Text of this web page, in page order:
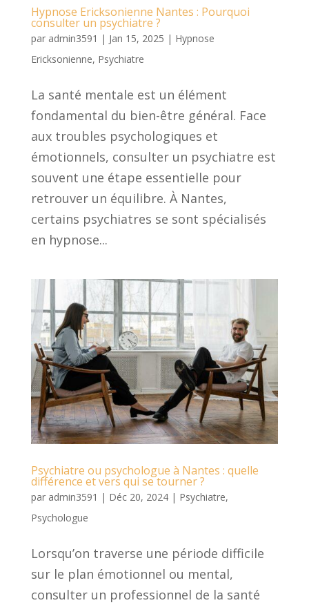
Hypnose Ericksonienne Nantes : Pourquoi
consulter un psychiatre ?
par admin3591 | Jan 15, 2025 | Hypnose
Ericksonienne, Psychiatre
La santé mentale est un élément
fondamental du bien-être général. Face
aux troubles psychologiques et
émotionnels, consulter un psychiatre est
souvent une étape essentielle pour
retrouver un équilibre. À Nantes,
certains psychiatres se sont spécialisés
en hypnose...
Psychiatre ou psychologue à Nantes : quelle
différence et vers qui se tourner ?
par admin3591 | Déc 20, 2024| Psychiatre,
Psychologue
Lorsqu’on traverse une période difficile
sur le plan émotionnel ou mental,
consulter un professionnel de la santé